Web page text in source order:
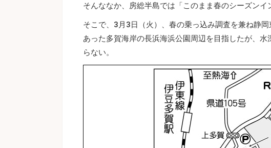
そんななか、房総半島では「このまま春のシーズンイ
そこで、3月3日（火）、春の乗っ込み調査を兼ね静
あった多賀海岸の長浜海浜公園周辺を目指したが、
らない。